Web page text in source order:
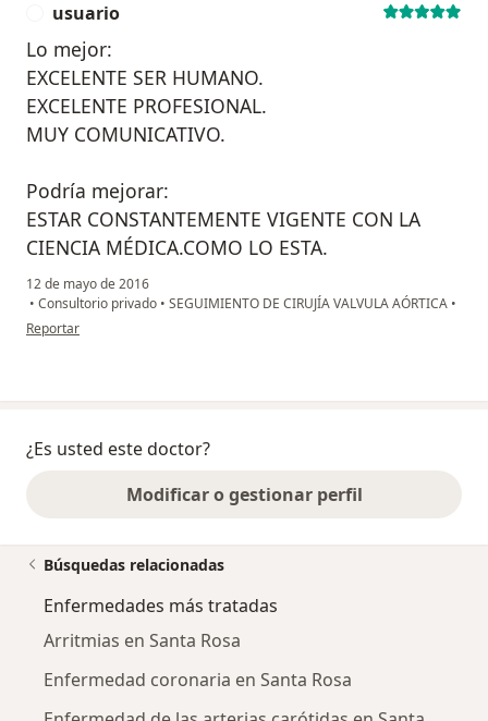
usuario
Lo mejor:
EXCELENTE SER HUMANO.
EXCELENTE PROFESIONAL.
MUY COMUNICATIVO.
Podría mejorar:
ESTAR CONSTANTEMENTE VIGENTE CON LA
CIENCIA MÉDICA.COMO LO ESTA.
12 de mayo de 2016
• Consultorio privado • SEGUIMIENTO DE CIRUJÍA VALVULA AÓRTICA •
en opinión del usuario usuario
Reportar
¿Es usted este doctor?
Modificar o gestionar perfil
Búsquedas relacionadas
Enfermedades más tratadas
Arritmias en Santa Rosa
Enfermedad coronaria en Santa Rosa